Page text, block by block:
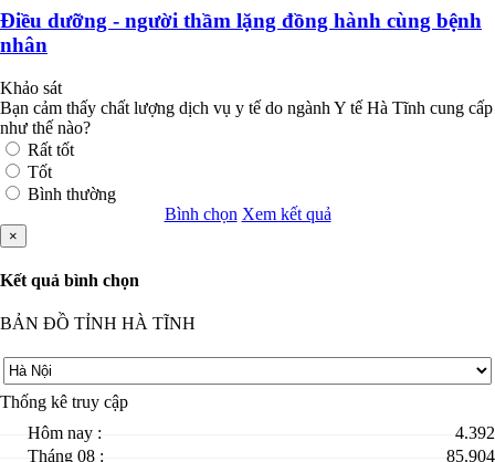
Điều dưỡng - người thầm lặng đồng hành cùng bệnh
nhân
Khảo sát
Bạn cảm thấy chất lượng dịch vụ y tế do ngành Y tế Hà Tĩnh cung cấp
như thế nào?
Rất tốt
Tốt
Bình thường
Bình chọn Xem kết quả
×
Kết quả bình chọn
BẢN ĐỒ TỈNH HÀ TĨNH
Thống kê truy cập
Hôm nay :
4.392
Tháng 08 :
85.904